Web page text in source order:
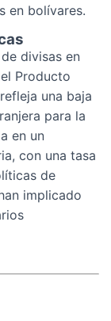
en bolívares.
divisas en
Producto
una baja
para la
en un
con una tasa
de
implicado